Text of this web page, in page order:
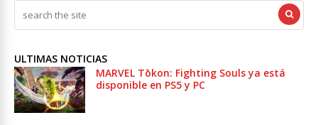
ULTIMAS NOTICIAS
MARVEL Tōkon: Fighting Souls ya está
disponible en PS5 y PC